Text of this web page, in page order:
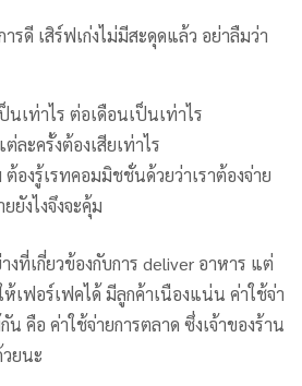
รดี เสิร์ฟเก่งไม่มีสะดุดแล้ว อย่าลืมว่า
เท่าไร ต่อเดือนเป็นเท่าไร
ะครั้งต้องเสียเท่าไร
งรู้เรทคอมมิชชั่นด้วยว่าเราต้องจ่าย
ยังไงจึงจะคุ้ม
ที่เกี่ยวข้องกับการ deliver อาหาร แต่
เฟอร์เฟคได้ มีลูกค้าเนืองแน่น ค่าใช้จ่า
คือ ค่าใช้จ่ายการตลาด ซึ่งเจ้าของร้าน
ยนะ